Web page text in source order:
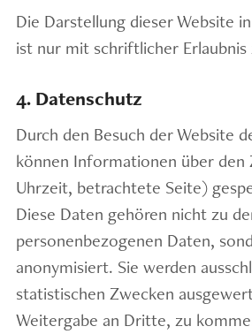
Die Darstellung dieser Website
ist nur mit schriftlicher Erlaubnis
4. Datenschutz
Durch den Besuch der Website
können Informationen über
Uhrzeit, betrachtete Seite)
Diese Daten gehören nicht zu
personenbezogenen Daten,
anonymisiert. Sie werden
statistischen Zwecken
Weitergabe an Dritte, zu